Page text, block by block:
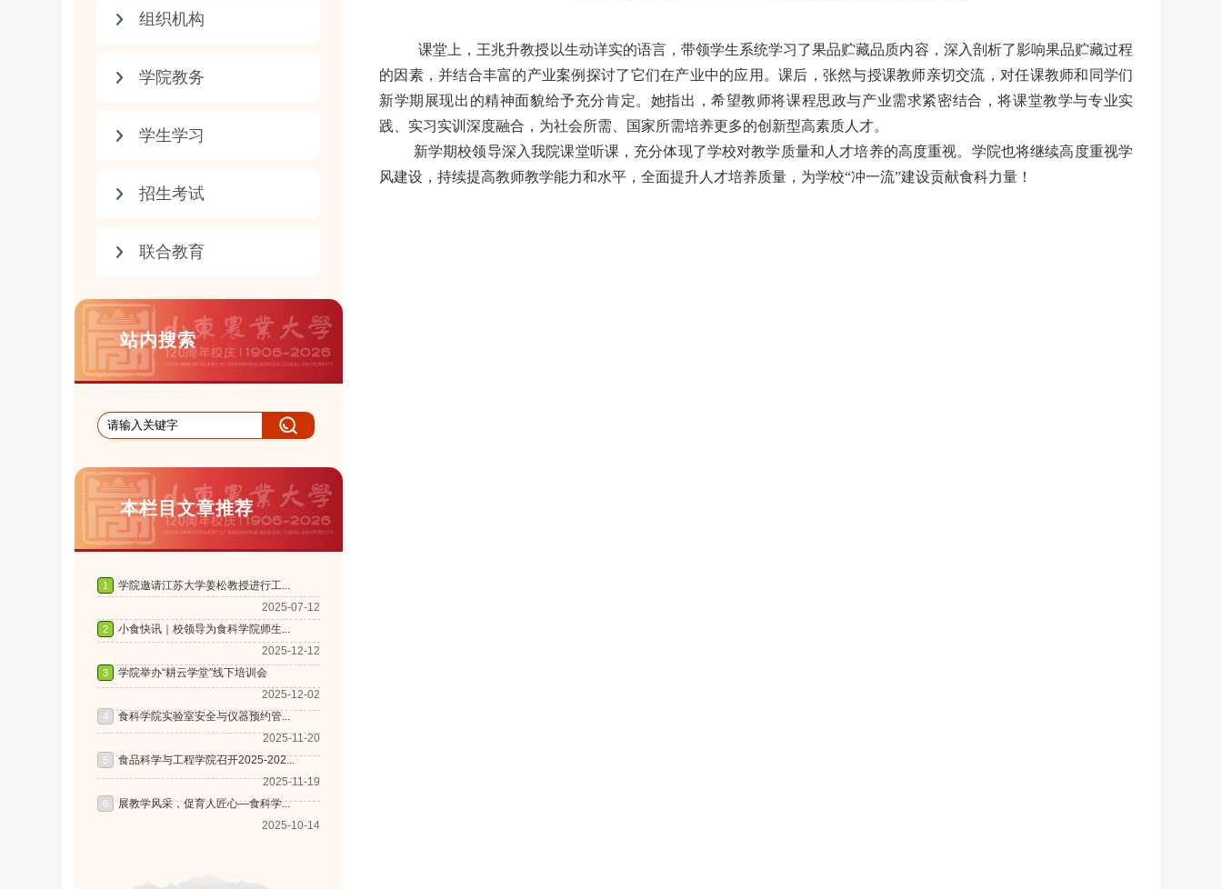
组织机构
学院教务
学生学习
招生考试
联合教育
站内搜索
本栏目文章推荐
课堂上，王兆升教授以生动详实的语言，带领学生系统学习了果品贮藏品质内容，深入剖析了影响果品贮藏过程
的因素，并结合丰富的产业案例探讨了它们在产业中的应用。课后，张然与授课教师亲切交流，对任课教师和同学们
新学期展现出的精神面貌给予充分肯定。她指出，希望教师将课程思政与产业需求紧密结合，将课堂教学与专业实
践、实习实训深度融合，为社会所需、国家所需培养更多的创新型高素质人才。
新学期校领导深入我院课堂听课，充分体现了学校对教学质量和人才培养的高度重视。学院也将继续高度重视学
风建设，持续提高教师教学能力和水平，全面提升人才培养质量，为学校“冲一流”建设贡献食科力量！